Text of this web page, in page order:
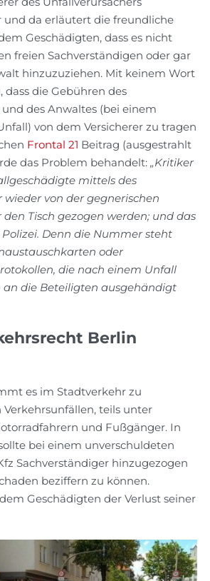
und da erläutert die freundliche
Geschädigten, dass es nicht
freien Sachverständigen oder gar
hinzuzuziehen. Mit keinem Wort
die Gebühren des
des Anwaltes (bei einem
von dem Versicherer zu tragen
Frontal 21 Beitrag (ausgestrahlt
das Problem behandelt:„Kritiker
mittels des
von der gegnerischen
den Tisch gezogen werden; und das
Denn die Nummer steht
oder
die nach einem Unfall
an die Beteiligten ausgehändigt
Berlin
es im Stadtverkehr zu
teils unter
und Fußgänger. In
bei einem unverschuldeten
Sachverständiger hinzugezogen
beziffern zu können.
Geschädigten der Verlust seiner